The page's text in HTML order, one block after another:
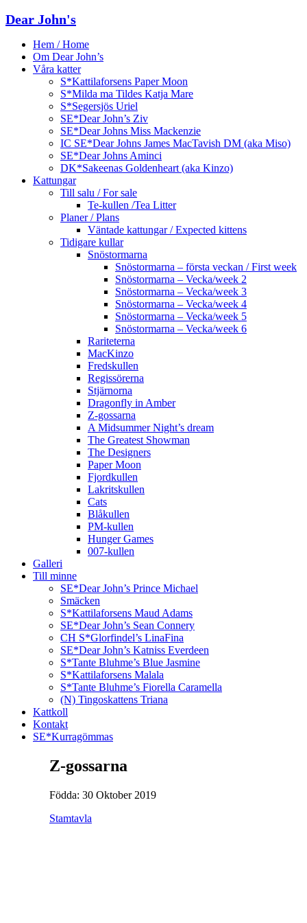
Dear John's
Hem / Home
Om Dear John’s
Våra katter
S*Kattilaforsens Paper Moon
S*Milda ma Tildes Katja Mare
S*Segersjös Uriel
SE*Dear John’s Ziv
SE*Dear Johns Miss Mackenzie
IC SE*Dear Johns James MacTavish DM (aka Miso)
SE*Dear Johns Aminci
DK*Sakeenas Goldenheart (aka Kinzo)
Kattungar
Till salu / For sale
Te-kullen /Tea Litter
Planer / Plans
Väntade kattungar / Expected kittens
Tidigare kullar
Snöstormarna
Snöstormarna – första veckan / First week
Snöstormarna – Vecka/week 2
Snöstormarna – Vecka/week 3
Snöstormarna – Vecka/week 4
Snöstormarna – Vecka/week 5
Snöstormarna – Vecka/week 6
Rariteterna
MacKinzo
Fredskullen
Regissörerna
Stjärnorna
Dragonfly in Amber
Z-gossarna
A Midsummer Night’s dream
The Greatest Showman
The Designers
Paper Moon
Fjordkullen
Lakritskullen
Cats
Blåkullen
PM-kullen
Hunger Games
007-kullen
Galleri
Till minne
SE*Dear John’s Prince Michael
Smäcken
S*Kattilaforsens Maud Adams
SE*Dear John’s Sean Connery
CH S*Glorfindel’s LinaFina
SE*Dear John’s Katniss Everdeen
S*Tante Bluhme’s Blue Jasmine
S*Kattilaforsens Malala
S*Tante Bluhme’s Fiorella Caramella
(N) Tingoskattens Triana
Kattkoll
Kontakt
SE*Kurragömmas
Z-gossarna
Födda: 30 Oktober 2019
Stamtavla